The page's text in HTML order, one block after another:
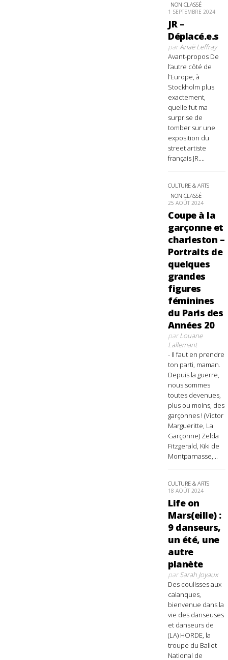
NON CLASSÉ
1 SEPTEMBRE 2024
JR –
Déplacé.e.s
parAnaë Leffray
Avant-propos De
l’autre côté de
l’Europe, à
Stockholm plus
exactement,
quelle fut ma
surprise de
tomber sur une
exposition du
street artiste
français JR....
CULTURE & ARTS
NON CLASSÉ
25 AOÛT 2024
Coupe à la
garçonne et
charleston –
Portraits de
quelques
grandes
figures
féminines
du Paris des
Années 20
parLouane
Lallemant
- Il faut en prendre
ton parti, maman.
Depuis la guerre,
nous sommes
toutes devenues,
plus ou moins, des
garçonnes ! (Victor
Margueritte, La
Garçonne) Zelda
Fitzgerald, Kiki de
Montparnasse,...
CULTURE & ARTS
18 AOÛT 2024
Life on
Mars(eille) :
9 danseurs,
un été, une
autre
planète
parSarah Joyaux
Des coulisses aux
calanques,
bienvenue dans la
vie des danseuses
et danseurs de
(LA) HORDE, la
troupe du Ballet
National de